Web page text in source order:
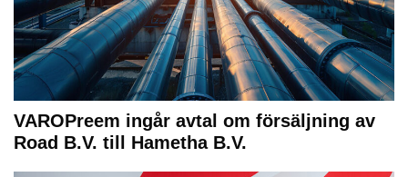
VAROPreem ingår avtal om försäljning av
Road B.V. till Hametha B.V.